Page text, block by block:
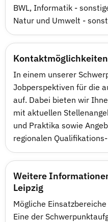
BWL, Informatik -
Natur und Umwelt -
Kontaktmöglichkeiten
In einem unserer
Jobperspektiven für die
auf. Dabei bieten wir
mit aktuellen
und Praktika sowie
regionalen
Weitere
Leipzig
Mögliche
Eine der